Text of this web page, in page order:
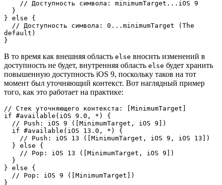
} else {
default)
}
В то время как внешняя область else вносить изменений в
доступность не будет, внутренняя область else будет хранить
повышенную доступность iOS 9, поскольку таков на тот
момент был уточняющий контекст. Вот наглядный пример
того, как это работает на практике:
// Стек уточняющего контекста: [MinimumTarget]
if #available(iOS 9.0, *) {
} else {
}